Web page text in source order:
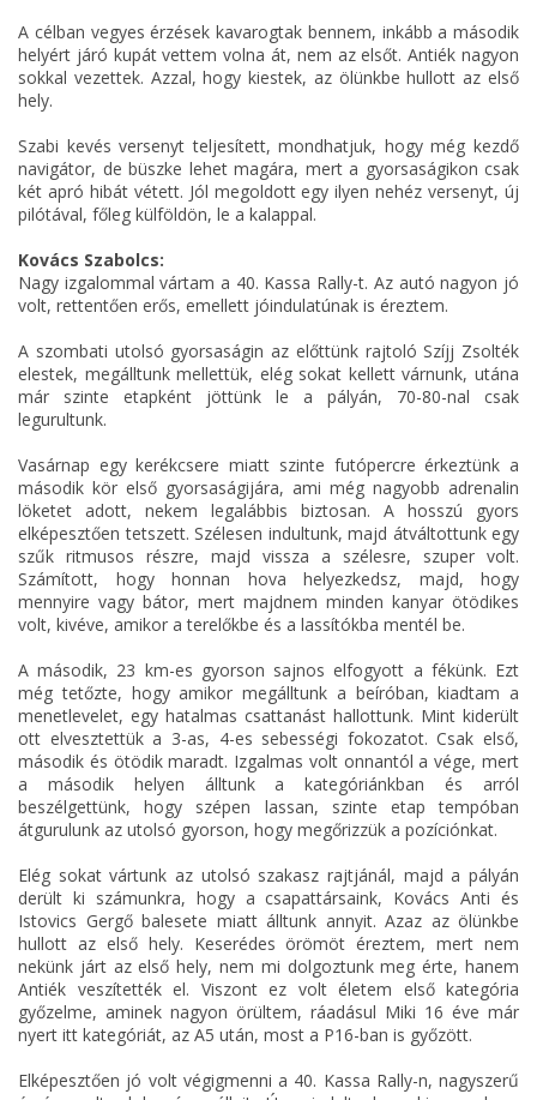
A célban vegyes érzések kavarogtak bennem, inkább a második
helyért járó kupát vettem volna át, nem az elsőt. Antiék nagyon
sokkal vezettek. Azzal, hogy kiestek, az ölünkbe hullott az első
hely.
Szabi kevés versenyt teljesített, mondhatjuk, hogy még kezdő
navigátor, de büszke lehet magára, mert a gyorsaságikon csak
két apró hibát vétett. Jól megoldott egy ilyen nehéz versenyt, új
pilótával, főleg külföldön, le a kalappal.
Kovács Szabolcs:
Nagy izgalommal vártam a 40. Kassa Rally-t. Az autó nagyon jó
volt, rettentően erős, emellett jóindulatúnak is éreztem.
A szombati utolsó gyorsaságin az előttünk rajtoló Szíjj Zsolték
elestek, megálltunk mellettük, elég sokat kellett várnunk, utána
már szinte etapként jöttünk le a pályán, 70-80-nal csak
legurultunk.
Vasárnap egy kerékcsere miatt szinte futópercre érkeztünk a
második kör első gyorsaságijára, ami még nagyobb adrenalin
löketet adott, nekem legalábbis biztosan. A hosszú gyors
elképesztően tetszett. Szélesen indultunk, majd átváltottunk egy
szűk ritmusos részre, majd vissza a szélesre, szuper volt.
Számított, hogy honnan hova helyezkedsz, majd, hogy
mennyire vagy bátor, mert majdnem minden kanyar ötödikes
volt, kivéve, amikor a terelőkbe és a lassítókba mentél be.
A második, 23 km-es gyorson sajnos elfogyott a fékünk. Ezt
még tetőzte, hogy amikor megálltunk a beíróban, kiadtam a
menetlevelet, egy hatalmas csattanást hallottunk. Mint kiderült
ott elvesztettük a 3-as, 4-es sebességi fokozatot. Csak első,
második és ötödik maradt. Izgalmas volt onnantól a vége, mert
a második helyen álltunk a kategóriánkban és arról
beszélgettünk, hogy szépen lassan, szinte etap tempóban
átgurulunk az utolsó gyorson, hogy megőrizzük a pozíciónkat.
Elég sokat vártunk az utolsó szakasz rajtjánál, majd a pályán
derült ki számunkra, hogy a csapattársaink, Kovács Anti és
Istovics Gergő balesete miatt álltunk annyit. Azaz az ölünkbe
hullott az első hely. Keserédes örömöt éreztem, mert nem
nekünk járt az első hely, nem mi dolgoztunk meg érte, hanem
Antiék veszítették el. Viszont ez volt életem első kategória
győzelme, aminek nagyon örültem, ráadásul Miki 16 éve már
nyert itt kategóriát, az A5 után, most a P16-ban is győzött.
Elképesztően jó volt végigmenni a 40. Kassa Rally-n, nagyszerű